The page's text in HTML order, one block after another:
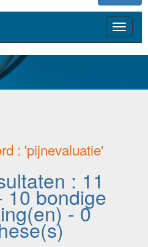
Toggle
: 'pijnevaluatie'
: 11
10 bondige
- 0